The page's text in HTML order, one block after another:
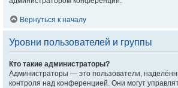
Вернуться к началу
Уровни пользователей и группы
Кто такие администраторы?
Администраторы — это пользователи,
контроля над конференцией. Они могут